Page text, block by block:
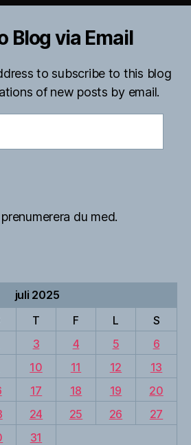
Blog via Email
to subscribe to this blog
of new posts by email.
du med.
juli 2025
T F L
S
3 4 5
6
10 11 12
13
17 18 19
20
24 25 26
27
31